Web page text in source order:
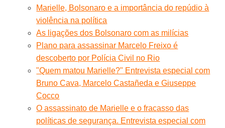
Marielle, Bolsonaro e a importância do repúdio à
violência na política
As ligações dos Bolsonaro com as milícias
Plano para assassinar Marcelo Freixo é
descoberto por Polícia Civil no Rio
"Quem matou Marielle?" Entrevista especial com
Bruno Cava, Marcelo Castañeda e Giuseppe
Cocco
O assassinato de Marielle e o fracasso das
políticas de segurança. Entrevista especial com